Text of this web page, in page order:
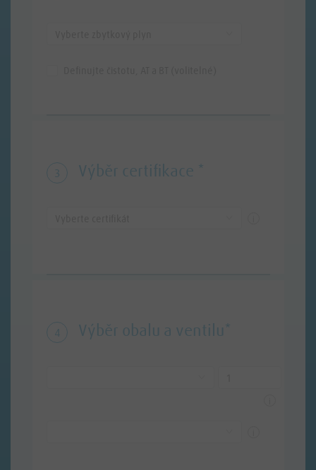
3 Výběr certifikace *
4 Výběr obalu a ventilu*